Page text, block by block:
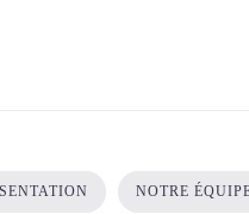
NOTRE